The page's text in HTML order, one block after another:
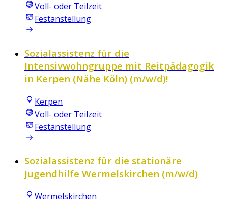
Voll- oder Teilzeit
Festanstellung
Sozialassistenz für die
Intensivwohngruppe mit Reitpädagogik
in Kerpen (Nähe Köln) (m/w/d)!
Kerpen
Voll- oder Teilzeit
Festanstellung
Sozialassistenz für die stationäre
Jugendhilfe Wermelskirchen (m/w/d)
Wermelskirchen